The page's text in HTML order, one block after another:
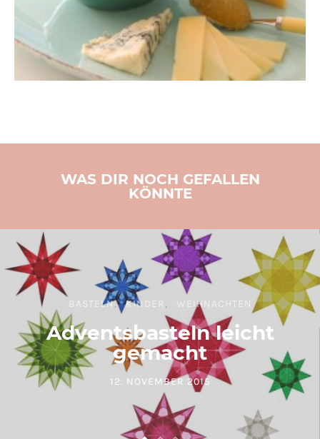
WAS DIR NOCH GEFALLEN
KÖNNTE
BASTELN KINDER WEIHNACHTEN
Adventsbasteln leicht
gemacht
POSTED ON
12. NOVEMBER 2015